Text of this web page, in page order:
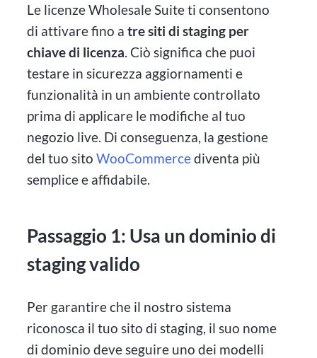
Le licenze Wholesale Suite ti consentono
di attivare fino atre siti di staging per
chiave di licenza. Ciò significa che puoi
testare in sicurezza aggiornamenti e
funzionalità in un ambiente controllato
prima di applicare le modifiche al tuo
negozio live. Di conseguenza, la gestione
del tuo sitoWooCommercediventa più
semplice e affidabile.
Passaggio 1: Usa un dominio di
staging valido
Per garantire che il nostro sistema
riconosca il tuo sito di staging, il suo nome
di dominio deve seguire uno dei modelli